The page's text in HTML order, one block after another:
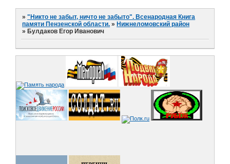
»"Никто не забыт, ничто не забыто". Всенародная Книга
памяти Пензенской области. » Нижнеломовский район
» Булдаков Егор Иванович